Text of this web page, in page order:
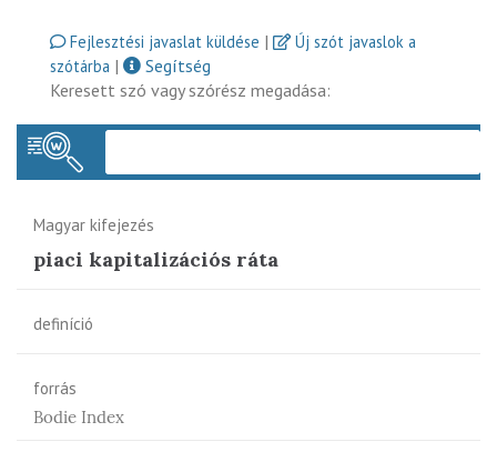
Fejlesztési javaslat küldése |
Új szót javaslok a
szótárba |
Segítség
Keresett szó vagy szórész megadása:
Magyar kifejezés
piaci kapitalizációs ráta
definíció
forrás
Bodie Index